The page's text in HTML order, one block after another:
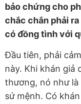
bảo chứng cho
chắc chắn phải ra
có đồng tình với
Đầu tiên, phải
này. Khi khán giả
thương, nó như
sứ mệnh. Có